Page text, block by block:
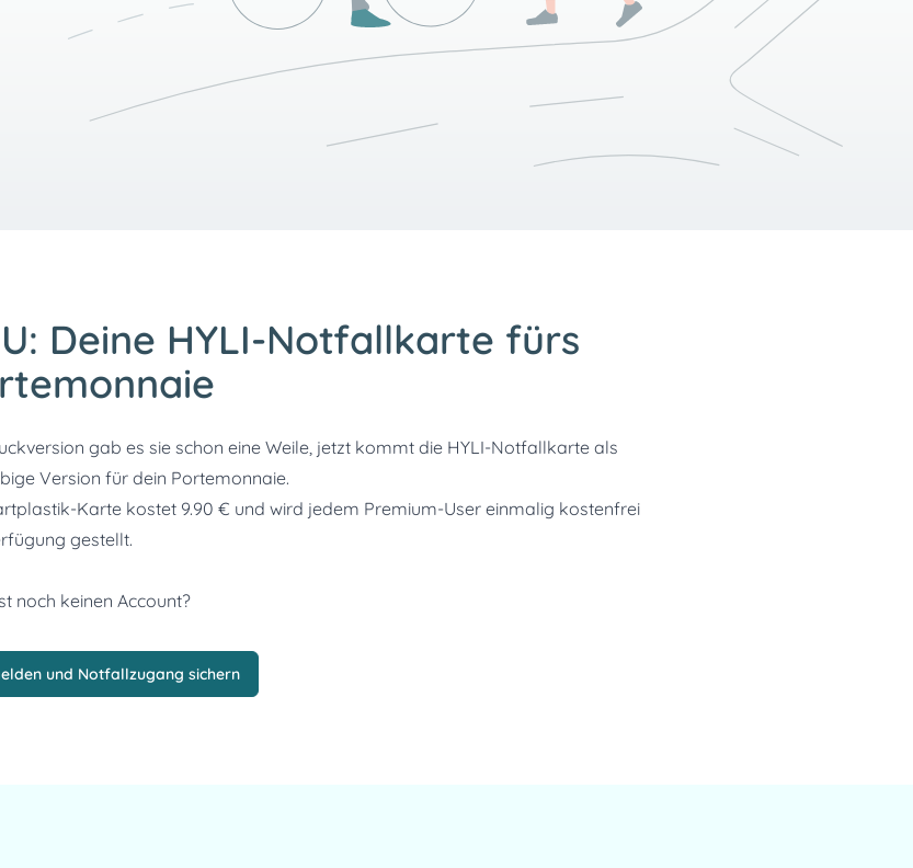
Deine HYLI-Notfallkarte fürs
gab es sie schon eine Weile, jetzt kommt die HYLI-Notfallkarte als
Version für dein Portemonnaie.
Karte kostet 9.90 € und wird jedem Premium-User einmalig kostenfrei
gestellt.
noch keinen Account?
und Notfallzugang sichern